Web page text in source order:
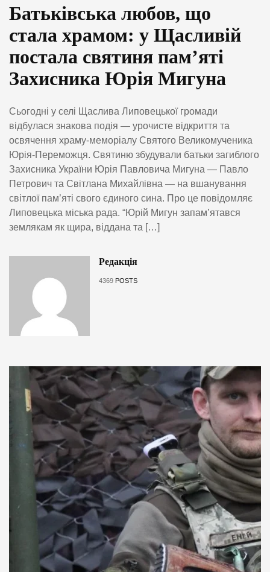
Батьківська любов, що
стала храмом: у Щасливій
постала святиня пам’яті
Захисника Юрія Мигуна
Сьогодні у селі Щаслива Липовецької громади
відбулася знакова подія — урочисте відкриття та
освячення храму-меморіалу Святого Великомученика
Юрія-Переможця. Святиню збудували батьки загиблого
Захисника України Юрія Павловича Мигуна — Павло
Петрович та Світлана Михайлівна — на вшанування
світлої пам’яті свого єдиного сина. Про це повідомляє
Липовецька міська рада. “Юрій Мигун запам’ятався
землякам як щира, віддана та […]
Редакція
4369 POSTS